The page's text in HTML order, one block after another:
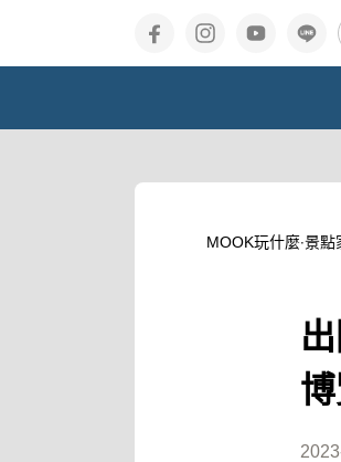
MOOK玩什麼‧景點